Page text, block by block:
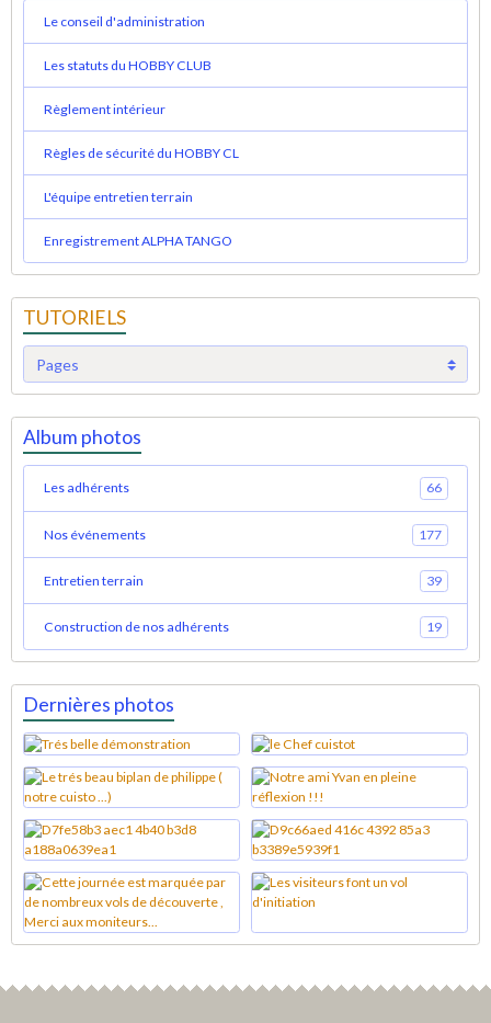
Le conseil d'administration
Les statuts du HOBBY CLUB
Règlement intérieur
Règles de sécurité du HOBBY CL
L'équipe entretien terrain
Enregistrement ALPHA TANGO
TUTORIELS
Album photos
Les adhérents 66
Nos événements 177
Entretien terrain 39
Construction de nos adhérents 19
Dernières photos